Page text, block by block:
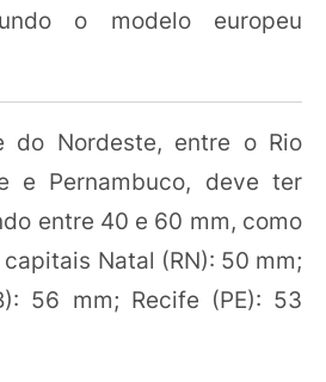
o modelo europeu
do Nordeste, entre o Rio
e Pernambuco, deve ter
entre 40 e 60 mm, como
Natal (RN): 50 mm;
56 mm; Recife (PE): 53